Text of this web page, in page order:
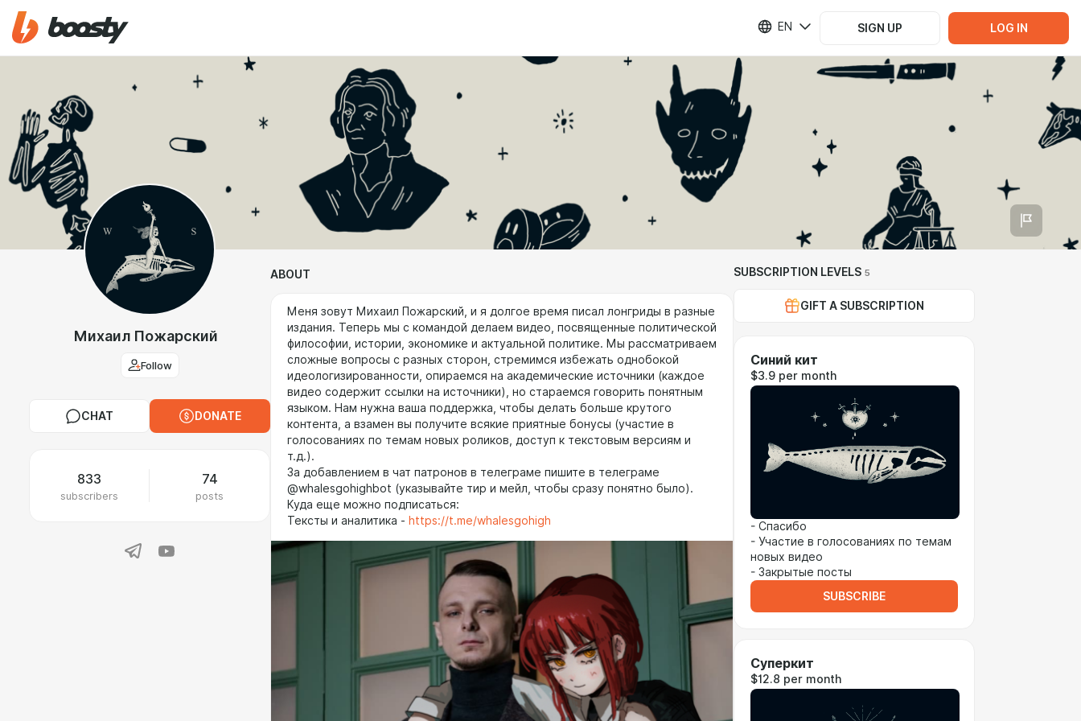
EN SIGN UP LOG IN
Михаил Пожарский
Follow
CHAT DONATE
833
subscribers
74
posts
ABOUT
Меня зовут Михаил Пожарский, и я долгое время писал лонгриды в разные
издания. Теперь мы с командой делаем видео, посвященные политической
философии, истории, экономике и актуальной политике. Мы рассматриваем
сложные вопросы с разных сторон, стремимся избежать однобокой
идеологизированности, опираемся на академические источники (каждое
видео содержит ссылки на источники), но стараемся говорить понятным
языком. Нам нужна ваша поддержка, чтобы делать больше крутого
контента, а взамен вы получите всякие приятные бонусы (участие в
голосованиях по темам новых роликов, доступ к текстовым версиям и
т.д.).
За добавлением в чат патронов в телеграме пишите в телеграме
@whalesgohighbot (указывайте тир и мейл, чтобы сразу понятно было).
Куда еще можно подписаться:
Тексты и аналитика - https://t.me/whalesgohigh
SUBSCRIPTION LEVELS 5
GIFT A SUBSCRIPTION
Синий кит
$3.9 per month
- Спасибо
- Участие в голосованиях по темам
новых видео
- Закрытые посты
SUBSCRIBE
Суперкит
$12.8 per month